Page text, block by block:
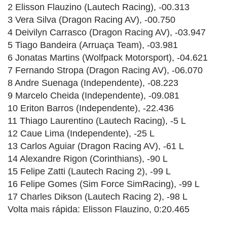
2 Elisson Flauzino (Lautech Racing), -00.313
3 Vera Silva (Dragon Racing AV), -00.750
4 Deivilyn Carrasco (Dragon Racing AV), -03.947
5 Tiago Bandeira (Arruaça Team), -03.981
6 Jonatas Martins (Wolfpack Motorsport), -04.621
7 Fernando Stropa (Dragon Racing AV), -06.070
8 Andre Suenaga (Independente), -08.223
9 Marcelo Cheida (Independente), -09.081
10 Eriton Barros (Independente), -22.436
11 Thiago Laurentino (Lautech Racing), -5 L
12 Caue Lima (Independente), -25 L
13 Carlos Aguiar (Dragon Racing AV), -61 L
14 Alexandre Rigon (Corinthians), -90 L
15 Felipe Zatti (Lautech Racing 2), -99 L
16 Felipe Gomes (Sim Force SimRacing), -99 L
17 Charles Dikson (Lautech Racing 2), -98 L
Volta mais rápida: Elisson Flauzino, 0:20.465